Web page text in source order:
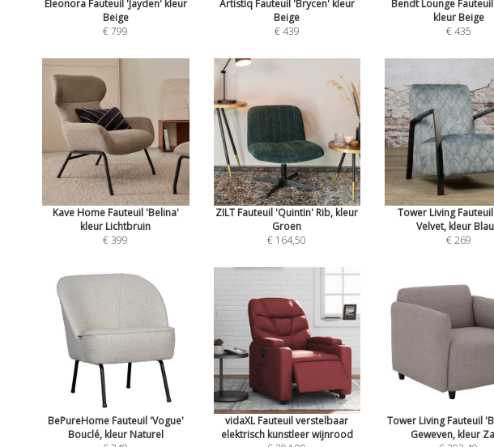
Eleonora Fauteuil 'Jayden' kleur
Beige
€ 799
Artistiq Fauteuil 'Brycen' kleur
Beige
€ 439
Bendt Lounge
kleur Beige
€ 435
Kave Home Fauteuil 'Belina'
kleur Lichtbruin
€ 399
ZILT Fauteuil 'Quintin' Rib, kleur
Groen
€ 164,50
Tower Living
Velvet, kleur
€ 269
BePureHome Fauteuil 'Vogue'
Bouclé, kleur Naturel
vidaXL Fauteuil verstelbaar
elektrisch kunstleer wijnrood
Tower Living Fauteuil
Geweven, kleur